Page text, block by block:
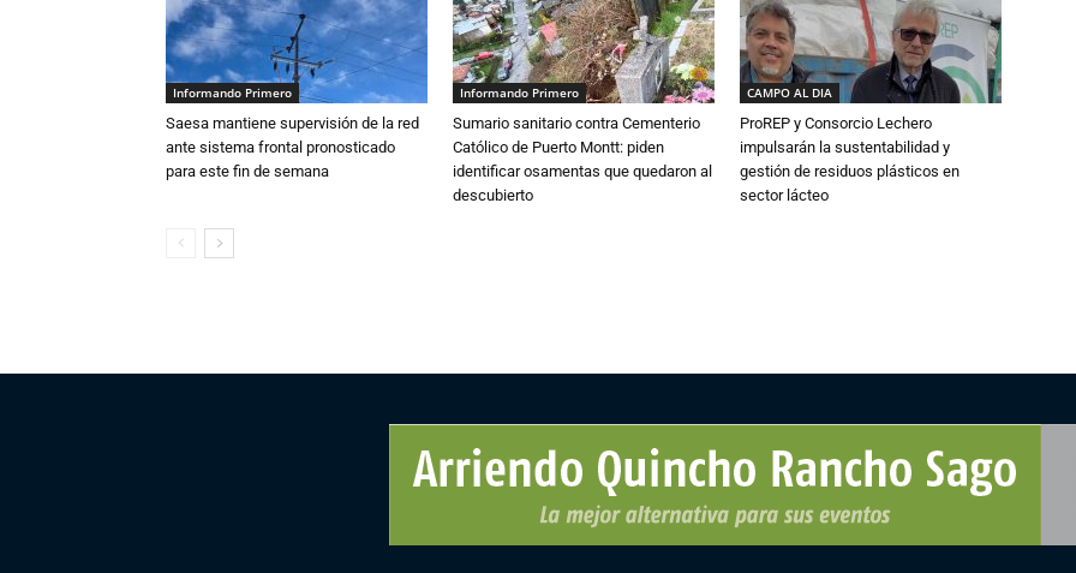
Informando Primero
Saesa mantiene supervisión de la red
ante sistema frontal pronosticado
para este fin de semana
Informando Primero
Sumario sanitario contra Cementerio
Católico de Puerto Montt: piden
identificar osamentas que quedaron al
descubierto
CAMPO AL DIA
ProREP y Consorcio Lechero
impulsarán la sustentabilidad y
gestión de residuos plásticos en
sector lácteo